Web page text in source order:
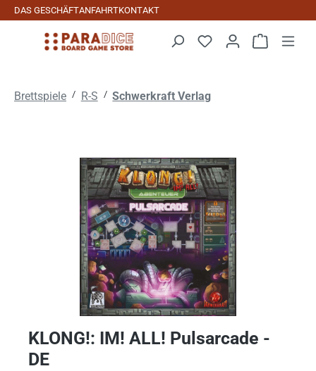
Zum Hauptinhalt springen
DAS GESCHÄFTANFAHRTKONTAKT
Brettspiele / R-S / Schwerkraft Verlag
Bildergalerie überspringen
KLONG!: IM! ALL! Pulsarcade -
DE